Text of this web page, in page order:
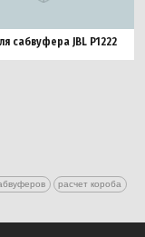
сабвуфера JBL P1222
расчет короба